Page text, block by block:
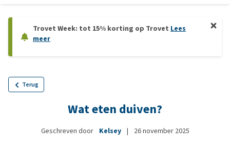
Trovet Week: tot 15% korting op Trovet Lees
meer
Terug
Wat eten duiven?
Geschreven door Kelsey | 26 november 2025